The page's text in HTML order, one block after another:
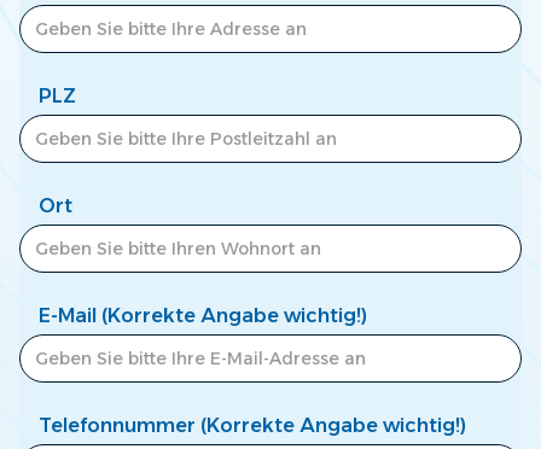
PLZ
Ort
E-Mail (Korrekte Angabe wichtig!)
Telefonnummer (Korrekte Angabe wichtig!)